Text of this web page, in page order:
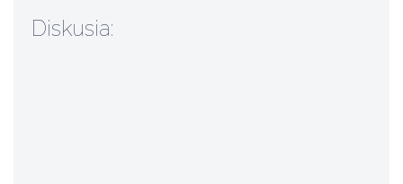
Diskusia: